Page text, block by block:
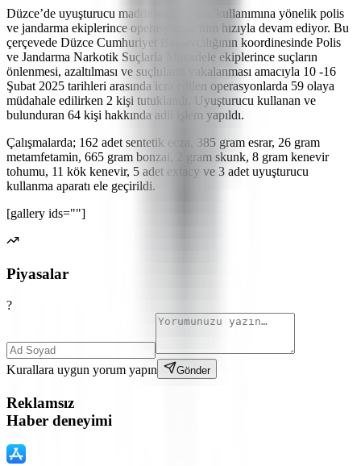
Düzce’de uyuşturucu madde satıcılarına, kullanımına yönelik polis
ve jandarma ekiplerince operasyonlar tüm hızıyla devam ediyor. Bu
çerçevede Düzce Cumhuriyet Başsavcılığının koordinesinde Polis
ve Jandarma Narkotik Suçlarla Mücadele ekiplerince suçların
önlenmesi, azaltılması ve suçluların yakalanması amacıyla 10 -16
Şubat 2025 tarihleri arasında icra edilen operasyonlarda 59 olaya
müdahale edilirken 2 kişi tutuklandı. Uyuşturucu kullanan ve
bulunduran 64 kişi hakkında adli işlem yapıldı.
Çalışmalarda; 162 adet sentetik ecza, 385 gram esrar, 26 gram
metamfetamin, 665 gram bonzai, 2 gram skunk, 8 gram kenevir
tohumu, 11 kök kenevir, 5 adet extacy ve 3 adet uyuşturucu
kullanma aparatı ele geçirildi.
[gallery ids=""]
Piyasalar
?
Kurallara uygun yorum yapın Gönder
Reklamsız
Haber deneyimi